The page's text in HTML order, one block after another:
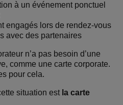
à un événement ponctuel
engagés lors de rendez-vous
avec des partenaires
n’a pas besoin d’une
comme une carte corporate.
pour cela.
situation est la carte